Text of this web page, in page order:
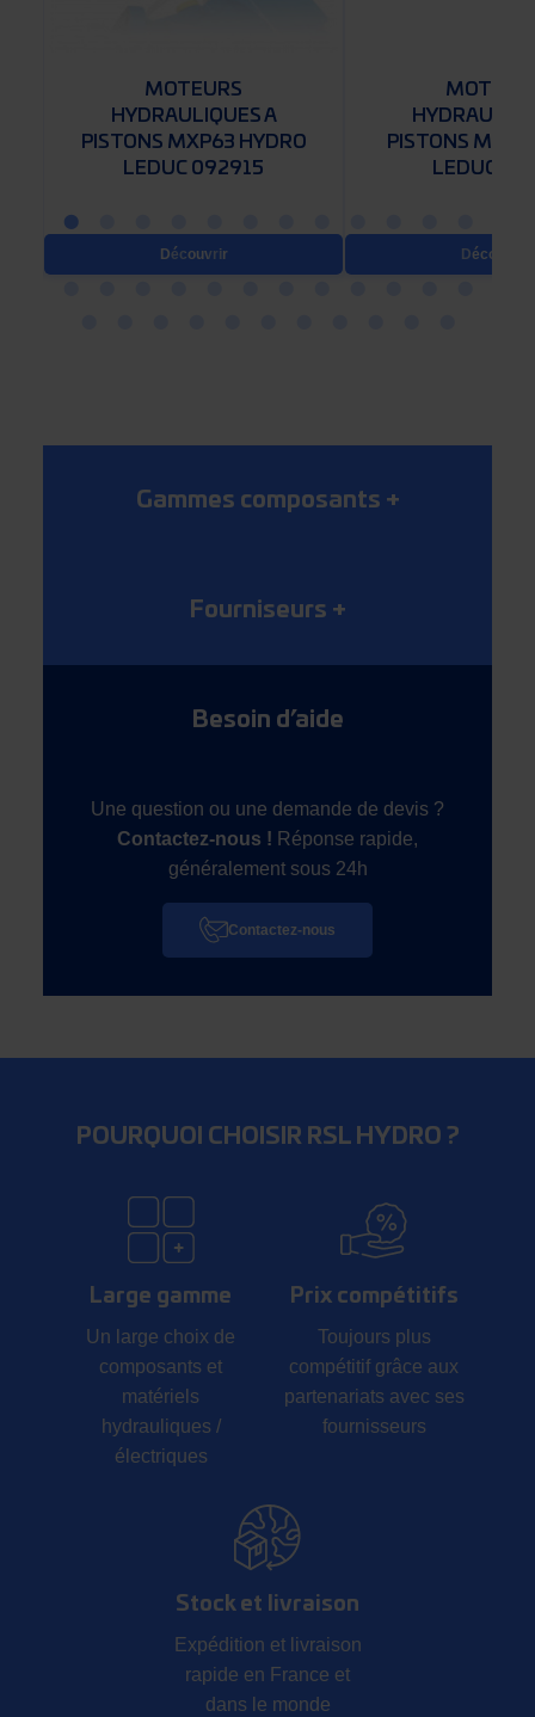
MOTEURS
HYDRAULIQUES A
PISTONS MXP63 HYDRO
LEDUC 092915
Découvrir
PISTONS MA50
LEDUC
Découvrir
Gammes composants +
Fourniseurs +
Besoin d’aide
Une question ou une demande de devis ?
Contactez-nous ! Réponse rapide,
généralement sous 24h
Contactez-nous
POURQUOI CHOISIR RSL HYDRO ?
Large gamme
Un large choix de
composants et
matériels
hydrauliques /
électriques
Prix compétitifs
Toujours plus
compétitif grâce aux
partenariats avec ses
fournisseurs
Stock et livraison
Expédition et livraison
rapide en France et
dans le monde